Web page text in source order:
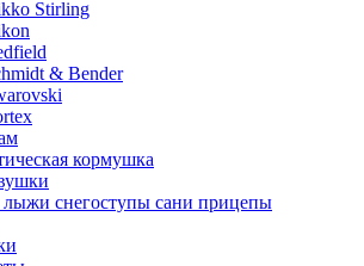
Stirling
& Bender
кормушка
лыжи снегоступы сани прицепы